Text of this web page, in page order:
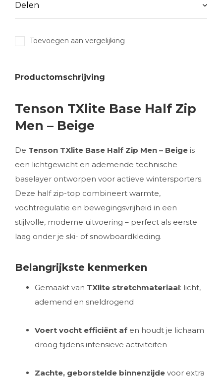
Delen
Toevoegen aan vergelijking
Productomschrijving
Tenson TXlite Base Half Zip
Men – Beige
De Tenson TXlite Base Half Zip Men – Beige is
een lichtgewicht en ademende technische
baselayer ontworpen voor actieve wintersporters.
Deze half zip-top combineert warmte,
vochtregulatie en bewegingsvrijheid in een
stijlvolle, moderne uitvoering – perfect als eerste
laag onder je ski- of snowboardkleding.
Belangrijkste kenmerken
Gemaakt van TXlite stretchmateriaal: licht,
ademend en sneldrogend
Voert vocht efficiënt af en houdt je lichaam
droog tijdens intensieve activiteiten
Zachte, geborstelde binnenzijde voor extra